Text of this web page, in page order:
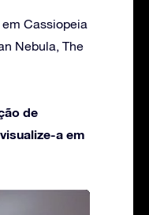
Cassiopeia
Nebula, The
de
a em